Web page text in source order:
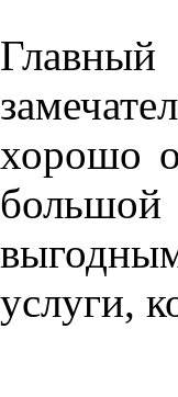
хорошо
услуги,